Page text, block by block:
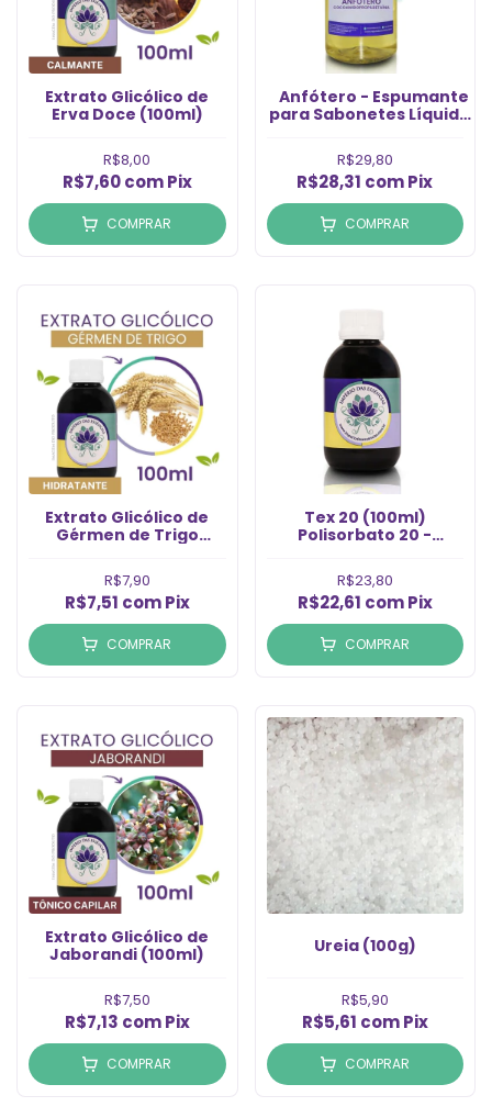
Extrato Glicólico de
Erva Doce (100ml)
R$8,00
R$7,60com Pix
COMPRAR
Anfótero - Espumante
para Sabonetes Líquidos
Cocoamidopropilbetaína
(1l)
R$29,80
R$28,31 comPix
COMPRAR
Extrato Glicólico de
Gérmen de Trigo
R$7,90
R$7,51 com Pix
COMPRAR
Tex 20 (100ml)
Polisorbato 20 -
R$23,80
R$22,61 com Pix
COMPRAR
Extrato Glicólico de
Jaborandi (100ml)
R$7,50
R$7,13 com Pix
COMPRAR
Ureia (100g)
R$5,90
R$5,61 com Pix
COMPRAR